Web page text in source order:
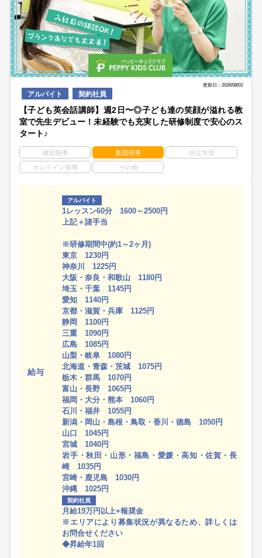
更新日：2026/08/03
アルバイト 契約社員
【子ども英会話講師】週2日〜◎子ども達の笑顔が溢れる教
室で先生デビュー！未経験でも充実した研修制度で安心のス
タート♪
個別指導 集団指導 自立学習
オンライン指導 その他
給与
アルバイト
1レッスン60分 1600～2500円
上記＋諸手当
※研修期間中(約1～2ヶ月)
東京 1230円
神奈川 1225円
大阪・奈良・和歌山 1180円
埼玉・千葉 1145円
愛知 1140円
京都・滋賀・兵庫 1125円
静岡 1100円
三重 1090円
広島 1085円
山梨・岐阜 1080円
北海道・青森・茨城 1075円
栃木・群馬 1070円
富山・長野 1065円
福岡・大分・熊本 1060円
石川・福井 1055円
新潟・岡山・島根・鳥取・香川・徳島 1050円
山口 1045円
宮城 1040円
岩手・秋田・山形・福島・愛媛・高知・佐賀・長
崎 1035円
宮崎・鹿児島 1030円
沖縄 1025円
契約社員
月給19万円以上+報奨金
※エリアにより募集状況が異なるため、詳しくは
お問合せください
◆昇給年1回